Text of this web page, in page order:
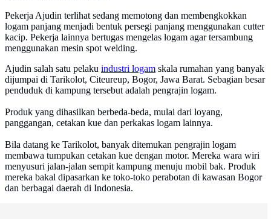
Pekerja Ajudin terlihat sedang memotong dan membengkokkan
logam panjang menjadi bentuk persegi panjang menggunakan cutter
kacip. Pekerja lainnya bertugas mengelas logam agar tersambung
menggunakan mesin spot welding.
Ajudin salah satu pelaku industri logam skala rumahan yang banyak
dijumpai di Tarikolot, Citeureup, Bogor, Jawa Barat. Sebagian besar
penduduk di kampung tersebut adalah pengrajin logam.
Produk yang dihasilkan berbeda-beda, mulai dari loyang,
panggangan, cetakan kue dan perkakas logam lainnya.
Bila datang ke Tarikolot, banyak ditemukan pengrajin logam
membawa tumpukan cetakan kue dengan motor. Mereka wara wiri
menyusuri jalan-jalan sempit kampung menuju mobil bak. Produk
mereka bakal dipasarkan ke toko-toko perabotan di kawasan Bogor
dan berbagai daerah di Indonesia.